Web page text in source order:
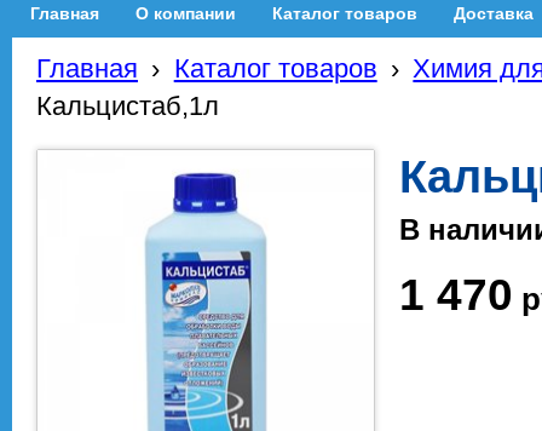
Главная О компании Каталог товаров Доставка
Главная › Каталог товаров › Химия
Кальцистаб,1л
В
1 470